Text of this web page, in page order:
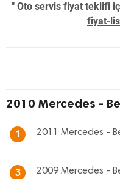
" Oto servis fiyat teklifi
fiyat-
2010 Mercedes -
1 2011 Mercedes -
3 2009 Mercedes -